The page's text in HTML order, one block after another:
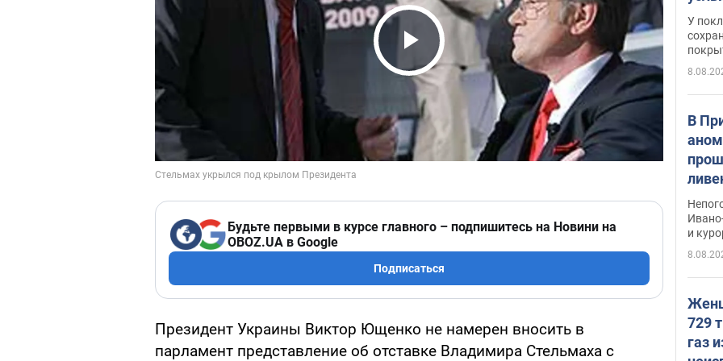
Play Video
Будьте первыми в курсе главного – подпишитесь на Новини на
OBOZ.UA в Google
Подписаться
Президент Украины Виктор Ющенко не намерен вносить в
парламент представление об отставке Владимира Стельмаха с
У
В
и
729
газ